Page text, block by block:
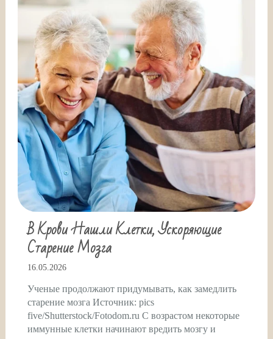
В Крови Нашли Клетки, Ускоряющие
Старение Мозга
16.05.2026
Ученые продолжают придумывать, как замедлить
старение мозга Источник: pics
five/Shutterstock/Fotodom.ru С возрастом некоторые
иммунные клетки начинают вредить мозгу и